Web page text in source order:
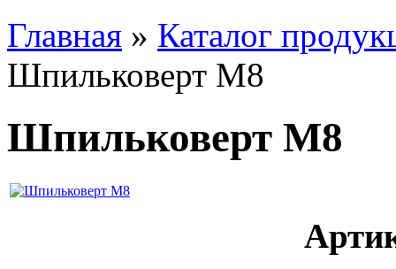
Главная » Каталог
Шпильковерт М8
Шпильковерт М8